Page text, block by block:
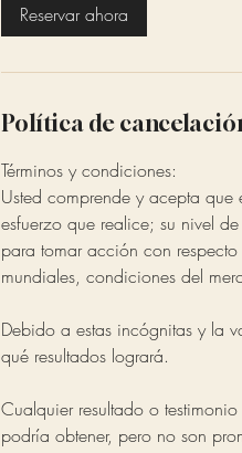
Reservar ahora
Política de
Términos y condiciones:
Usted comprende y acepta
esfuerzo que realice; su nivel
para tomar acción con
mundiales, condiciones del
Debido a estas incógnitas y la
qué resultados logrará.
Cualquier resultado o
podría obtener, pero no son